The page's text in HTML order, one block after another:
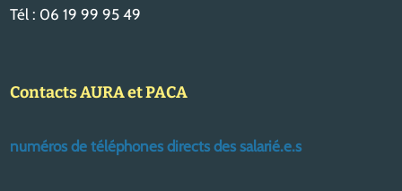
Tél : 06 19 99 95 49
Contacts AURA et PACA
numéros de téléphones directs des salarié.e.s